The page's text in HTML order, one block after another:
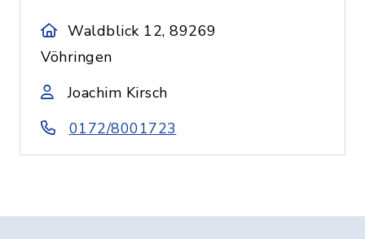
Waldblick 12, 89269
Vöhringen
Joachim Kirsch
0172/8001723